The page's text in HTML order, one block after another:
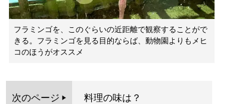
フラミンゴを、このぐらいの近距離で観察することがで
きる。フラミンゴを見る目的ならば、動物園よりもメヒ
コのほうがオススメ
次のページ 料理の味は？